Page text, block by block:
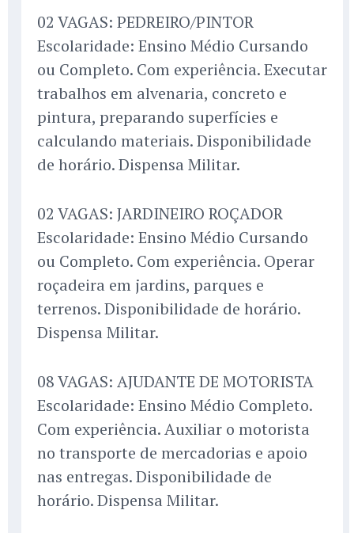
02 VAGAS: PEDREIRO/PINTOR
Escolaridade: Ensino Médio Cursando
ou Completo. Com experiência. Executar
trabalhos em alvenaria, concreto e
pintura, preparando superfícies e
calculando materiais. Disponibilidade
de horário. Dispensa Militar.
02 VAGAS: JARDINEIRO ROÇADOR
Escolaridade: Ensino Médio Cursando
ou Completo. Com experiência. Operar
roçadeira em jardins, parques e
terrenos. Disponibilidade de horário.
Dispensa Militar.
08 VAGAS: AJUDANTE DE MOTORISTA
Escolaridade: Ensino Médio Completo.
Com experiência. Auxiliar o motorista
no transporte de mercadorias e apoio
nas entregas. Disponibilidade de
horário. Dispensa Militar.